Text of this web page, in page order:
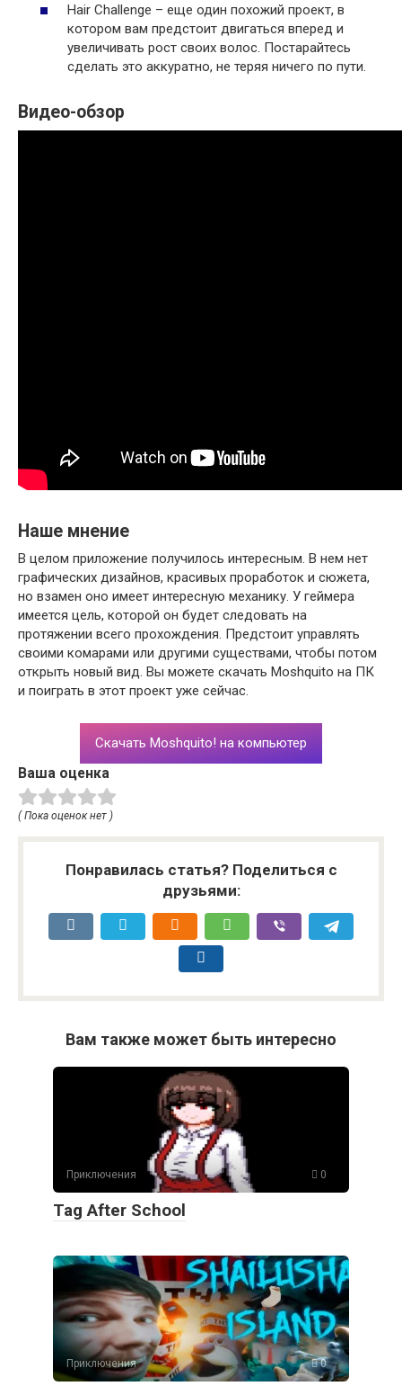
Hair Challenge – еще один похожий проект, в
котором вам предстоит двигаться вперед и
увеличивать рост своих волос. Постарайтесь
сделать это аккуратно, не теряя ничего по пути.
Видео-обзор
Наше мнение
В целом приложение получилось интересным. В нем нет
графических дизайнов, красивых проработок и сюжета,
но взамен оно имеет интересную механику. У геймера
имеется цель, которой он будет следовать на
протяжении всего прохождения. Предстоит управлять
своими комарами или другими существами, чтобы потом
открыть новый вид. Вы можете скачать Moshquito на ПК
и поиграть в этот проект уже сейчас.
Скачать Moshquito! на компьютер
Ваша оценка
( Пока оценок нет )
Понравилась статья? Поделиться с
друзьями:
Вам также может быть интересно
Приключения 0
Tag After School
Приключения 0